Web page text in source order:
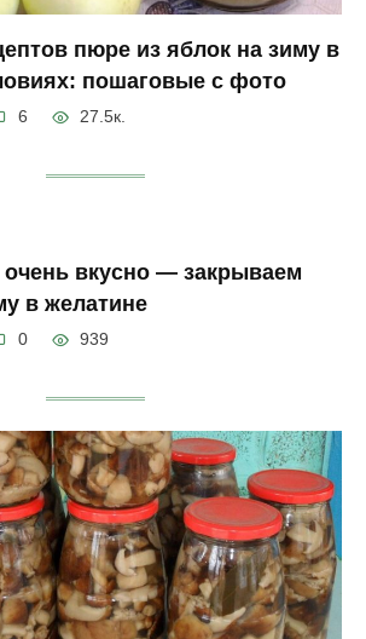
пюре из яблок на зиму в
пошаговые с фото
6 27.5к.
вкусно — закрываем
в желатине
0 939